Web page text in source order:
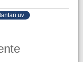
uv